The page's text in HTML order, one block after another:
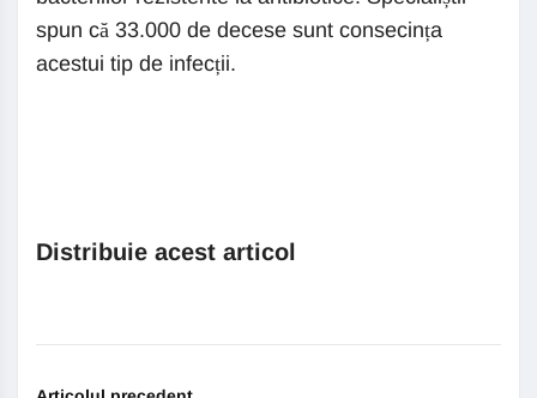
spun că 33.000 de decese sunt consecința
acestui tip de infecții.
Distribuie acest articol